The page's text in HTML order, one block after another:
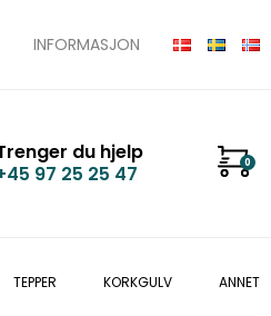
INFORMASJON
du hjelp
97 25 25 47
0
TEPPER KORKGULV ANNET